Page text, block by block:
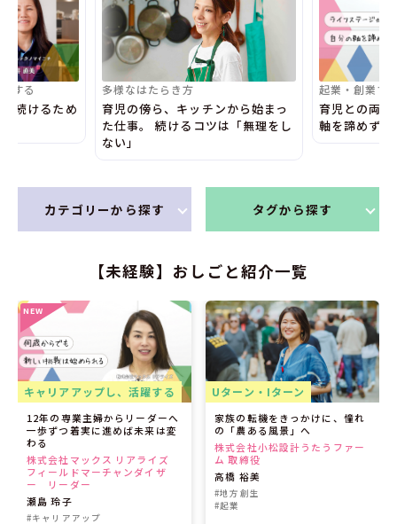
する
続けるため
多様なはたらき方
育児の傍ら、キッチンから始まっ
た仕事。 続けるコツは「無理をし
ない」
起業・創業す
育児との両
軸を諦めず
カテゴリーから探す タグから探す
【未経験】おしごと紹介一覧
キャリアアップし、活躍する
12年の専業主婦からリーダーへ
一歩ずつ着実に進めば未来は変
わる
株式会社マックス リアライズ
フィールドマーチャンダイザ
ー リーダー
瀬島 玲子
#キャリアアップ
Uターン・Iターン
家族の転機をきっかけに、憧れ
の「農ある風景」へ
株式会社小松設計うたうファー
ム 取締役
高橋 裕美
#地方創生
#起業